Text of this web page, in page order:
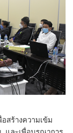
ร้างความเข้ม